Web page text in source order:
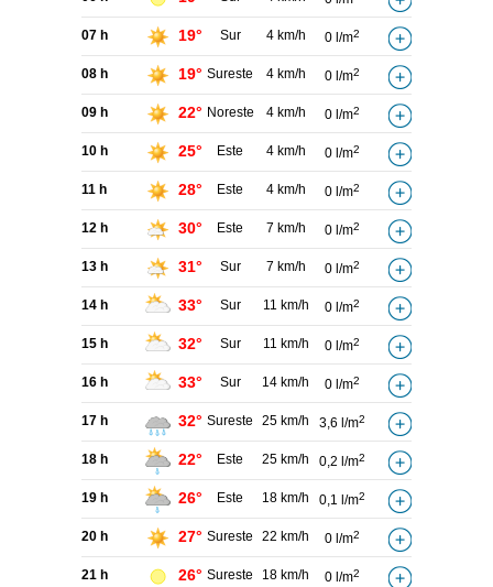
07 h 19° Sur 4 km/h 0 l/m2
08 h 19° Sureste 4 km/h 0 l/m2
09 h 22° Noreste 4 km/h 0 l/m2
10 h 25° Este 4 km/h 0 l/m2
11 h 28° Este 4 km/h 0 l/m2
12 h 30° Este 7 km/h 0 l/m2
13 h 31° Sur 7 km/h 0 l/m2
14 h 33° Sur 11 km/h 0 l/m2
15 h 32° Sur 11 km/h 0 l/m2
16 h 33° Sur 14 km/h 0 l/m2
17 h 32° Sureste 25 km/h 3,6 l/m2
18 h 22° Este 25 km/h 0,2 l/m2
19 h 26° Este 18 km/h 0,1 l/m2
20 h 27° Sureste 22 km/h 0 l/m2
21 h 26° Sureste 18 km/h 0 l/m2